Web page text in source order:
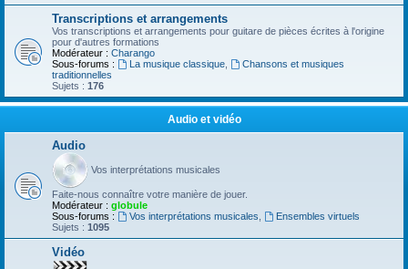
Transcriptions et arrangements
Vos transcriptions et arrangements pour guitare de pièces écrites à l'origine
pour d'autres formations
Modérateur : Charango
Sous-forums :
La musique classique,
Chansons et musiques
traditionnelles
Sujets : 176
Audio et vidéo
Audio
Vos interprétations musicales
Faite-nous connaître votre manière de jouer.
Modérateur : globule
Sous-forums :
Vos interprétations musicales
Ensembles virtuels
Sujets : 1095
Vidéo